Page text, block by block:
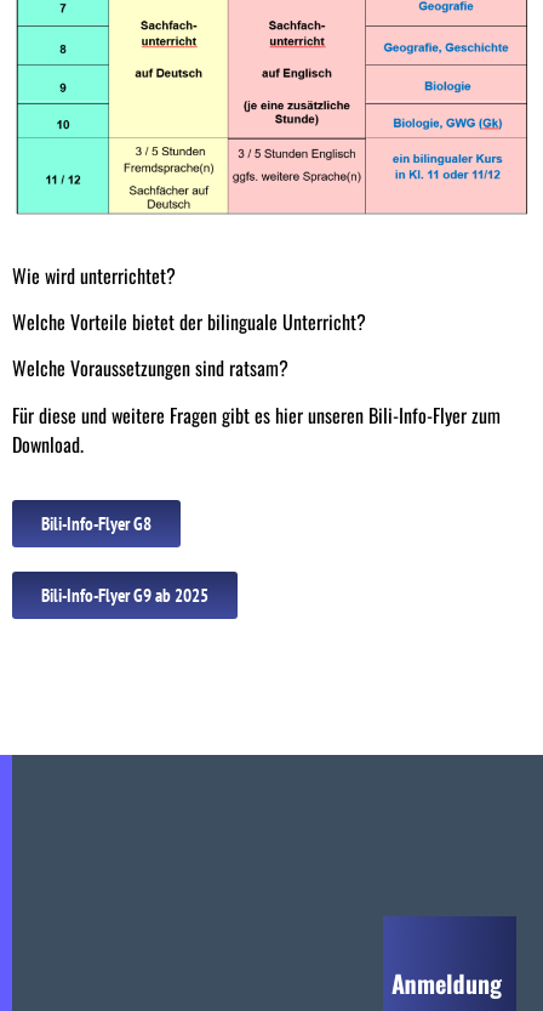
Wie wird unterrichtet?
Welche Vorteile bietet der bilinguale Unterricht?
Welche Voraussetzungen sind ratsam?
Für diese und weitere Fragen gibt es hier unseren Bili-Info-Flyer zum
Download.
Bili-Info-Flyer G8
Bili-Info-Flyer G9 ab 2025